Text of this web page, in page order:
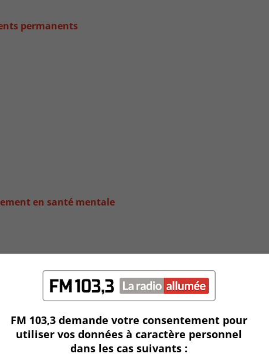
permanents
en santé mentale
FM 103,3 demande votre consentement pour
utiliser vos données à caractère personnel
dans les cas suivants :